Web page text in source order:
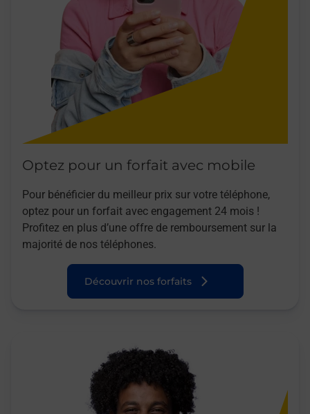
Optez pour un forfait avec mobile
Pour bénéficier du meilleur prix sur votre téléphone,
optez pour un forfait avec engagement 24 mois !
Profitez en plus d’une offre de remboursement sur la
majorité de nos téléphones.
Découvrir nos forfaits